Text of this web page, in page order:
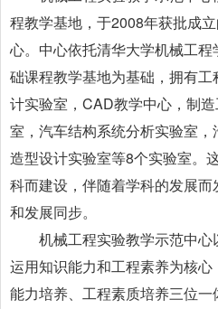
程教学基地，于2008年获批成
心。中心依托清华大学机械工
础课程教学基地为基础，拥有
计实验室，CAD教学中心，制
室，汽车结构系统分析实验室
造型设计实验室等8个实验室。
科而建设，伴随着学科的发展
和发展同步。
机械工程实验教学示范中
运用知识能力和工程素养为核
能力培养、工程素质培养三位